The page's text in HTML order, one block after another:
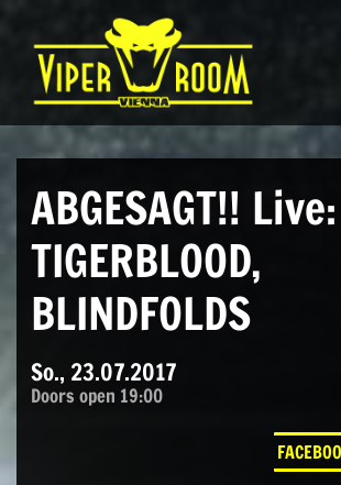
Direkt zum Inhalt wechseln
Hauptnavigation
ABGESAGT!!
TIGERBLOOD,
BLINDFOLDS
So., 23.07.2017
Doors open 19:00